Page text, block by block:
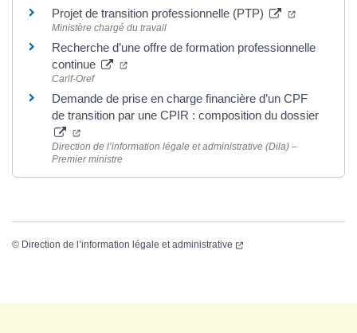
Projet de transition professionnelle (PTP)
Ministère chargé du travail
Recherche d’une offre de formation professionnelle
continue
Carif-Oref
Demande de prise en charge financière d’un CPF
de transition par une CPIR : composition du dossier
Direction de l’information légale et administrative (Dila) –
Premier ministre
© Direction de l’information légale et administrative